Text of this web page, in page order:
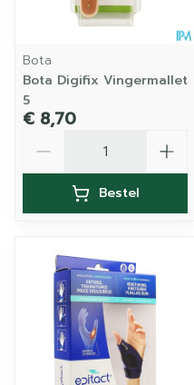
Bota
Bota Digifix Vingermallet
5
€ 8,70
Bestel